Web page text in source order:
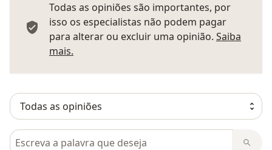
Todas as opiniões são importantes, por
isso os especialistas não podem pagar
para alterar ou excluir uma opinião. Saiba
mais.
Pesquisar em opiniões